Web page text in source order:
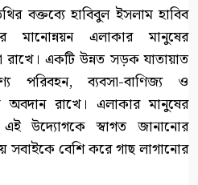
বক্তব্যে হাবিবুল ইসলাম হাবিব
মানোন্নয়ন এলাকার মানুষের
রাখে। একটি উন্নত সড়ক যাতায়াত
পরিবহন, ব্যবসা-বাণিজ্য ও
অবদান রাখে। এলাকার মানুষের
এই উদ্যোগকে স্বাগত জানানোর
সবাইকে বেশি করে গাছ লাগানোর